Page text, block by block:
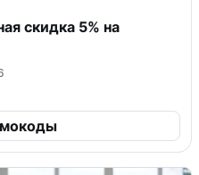
скидка 5% на